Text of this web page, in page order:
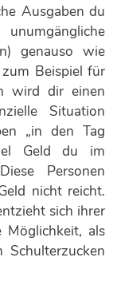
Ausgaben du
genauso wie
Beispiel für
wird dir einen
Situation
„in den Tag
Geld du im
Personen
nicht reicht.
sich ihrer
Möglichkeit, als